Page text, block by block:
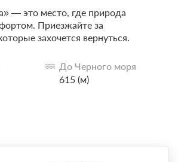
— это место, где природа
Приезжайте за
захочется вернуться.
До Черного моря
615 (м)